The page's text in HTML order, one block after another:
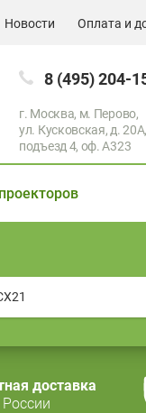
Новости Оплата и
8 (495) 204-
г. Москва, м. Перово,
ул. Кусковская, д. 20А,
подъезд 4, оф. A323
доставка